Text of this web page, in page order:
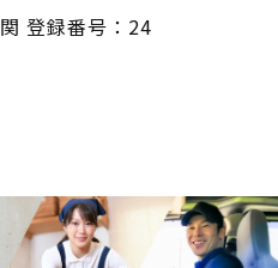
登録番号：24